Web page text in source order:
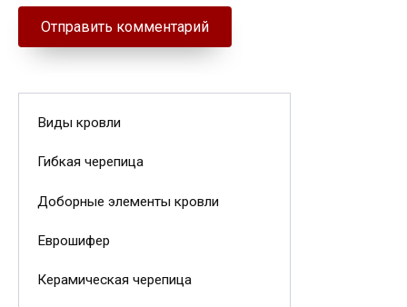
Виды кровли
Гибкая черепица
Доборные элементы кровли
Еврошифер
Керамическая черепица